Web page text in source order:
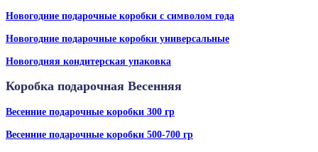
Новогодние подарочные коробки с символом года
Новогодние подарочные коробки универсальные
Новогодняя кондитерская упаковка
Коробка подарочная Весенняя
Весенние подарочные коробки 300 гр
Весенние подарочные коробки 500-700 гр